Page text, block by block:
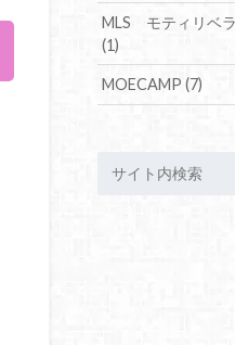
MLS モティリベ
(1)
MOECAMP(7)